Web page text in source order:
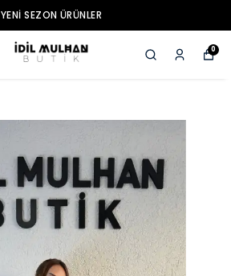
YENI SEZON ÜRÜNLER
0